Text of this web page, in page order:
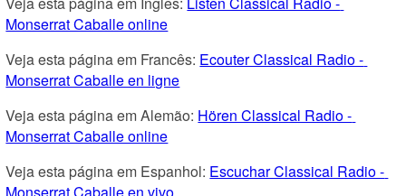
Monserrat Caballe online
Veja esta página em Francês: Ecouter Classical Radio -
Monserrat Caballe en ligne
Veja esta página em Alemão: Hören Classical Radio -
Monserrat Caballe online
Veja esta página em Espanhol: Escuchar Classical Radio -
Monserrat Caballe en vivo